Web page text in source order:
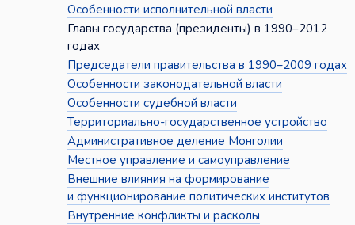
Особенности исполнительной власти
Главы государства (президенты) в 1990–2012
годах
Председатели правительства в 1990–2009 годах
Особенности законодательной власти
Особенности судебной власти
Территориально-государственное устройство
Административное деление Монголии
Местное управление и самоуправление
Внешние влияния на формирование
и функционирование политических институтов
Внутренние конфликты и расколы